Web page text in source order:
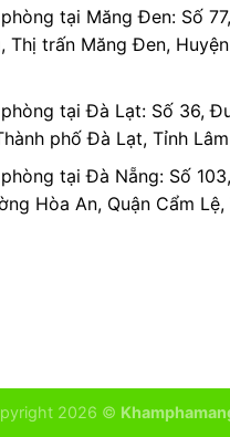
tại Măng Đen: Số
Thị trấn Măng Đen,
tại Đà Lạt: Số 36,
phố Đà Lạt, Tỉnh
tại Đà Nẵng: Số
Hòa An, Quận Cẩm
2026 ©